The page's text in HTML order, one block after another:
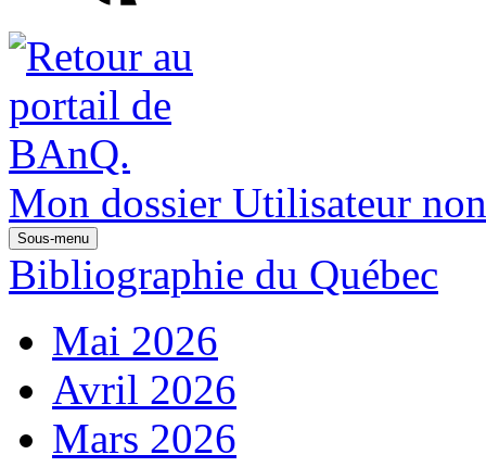
Mon dossier Utilisateur
Sous-menu
Bibliographie du Québec
Mai 2026
Avril 2026
Mars 2026